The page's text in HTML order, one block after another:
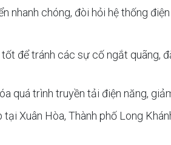
nhanh chóng, đòi hỏi hệ thống
để tránh các sự cố ngắt quãng,
quá trình truyền tải điện năng,
Xuân Hòa, Thành phố Long